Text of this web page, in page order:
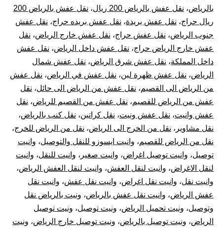
بالرياض، نقل عفش بالرياض 200 ريال ،
نقل عفش بالرياض 200
ريال حراج، نقل عفش بريدة، نقل عفش بريده حراج، نقل عفش
جنوب الرياض، نقل عفش حراج، نقل عفش خارج الرياض، نقل
عفش خارج الرياض حراج، نقل عفش داخل الرياض، نقل عفش
داخل المملكة، نقل عفش شرق الرياض، نقل عفش شمال
الرياض، نقل عفش ظهرة لبن، نقل عفش في الرياض، نقل عفش
من الرياض الى القصيم، نقل عفش من الرياض الى حائل، نقل
عفش من الرياض للقصيم، نقل عفش من القصيم للرياض، نقل
عفش وانيت، نقل عفش ونيت، نقل كراتين، نقل كنب بالرياض،
نقل مشاوير ، نقل من الخرج الى الرياض، نقل من الرياض للخرج،
نقل من الرياض للقصيم، وانيت ايسوزو للنقل والتوصيل، وانيت
توصيل، وانيت توصيل اغراض، وانيت صغير ، وانيت للنقل، وانيت
لنقل الاغراض، وانيت لنقل العفش، وانيت لنقل العفش الرياض،
وانيت نقل، وانيت نقل اغراض، وانيت نقل عفش، وانيت نقل
عفش الرياض، وانيت نقل عفش بالرياض، ونيت بالرياض نقل
وتوصيل، ونيت تحميل الرياض، ونيت توصيل، ونيت توصيل
الرياض، ونيت توصيل بالرياض، ونيت توصيل خارج الرياض، ونيت